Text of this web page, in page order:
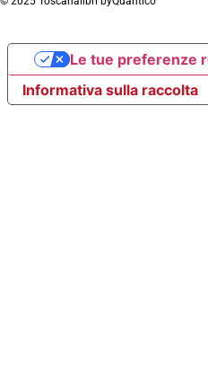
Informativa sulla raccolta
Le tue preferenze